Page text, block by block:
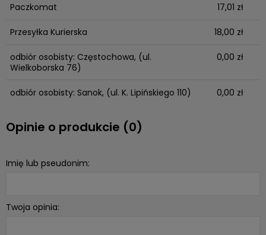
Paczkomat 17,01 zł
Przesyłka Kurierska 18,00 zł
odbiór osobisty: Częstochowa, (ul.
Wielkoborska 76)
0,00 zł
odbiór osobisty: Sanok, (ul. K. Lipińskiego 110) 0,00 zł
Opinie o produkcie (0)
Imię lub pseudonim:
Twoja opinia: